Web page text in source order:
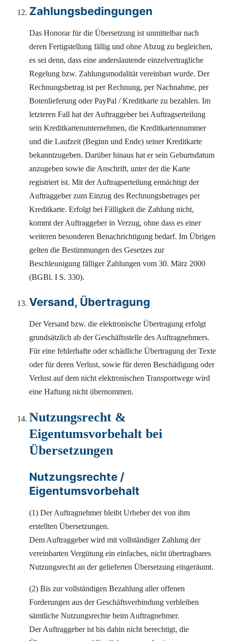
Zahlungsbedingungen
Das Honorar für die Übersetzung ist unmittelbar nach
deren Fertigstellung fällig und ohne Abzug zu begleichen,
es sei denn, dass eine anderslautende einzelvertragliche
Regelung bzw. Zahlungsmodalität vereinbart wurde. Der
Rechnungsbetrag ist per Rechnung, per Nachnahme, per
Botenlieferung oder PayPal / Kreditkarte zu bezahlen. Im
letzteren Fall hat der Auftraggeber bei Auftragserteilung
sein Kreditkartenunternehmen, die Kreditkartennummer
und die Laufzeit (Beginn und Ende) seiner Kreditkarte
bekanntzugeben. Darüber hinaus hat er sein Geburtsdatum
anzugeben sowie die Anschrift, unter der die Karte
registriert ist. Mit der Auftragserteilung ermächtigt der
Auftraggeber zum Einzug des Rechnungsbetrages per
Kreditkarte. Erfolgt bei Fälligkeit die Zahlung nicht,
kommt der Auftraggeber in Verzug, ohne dass es einer
weiteren besonderen Benachrichtigung bedarf. Im Übrigen
gelten die Bestimmungen des Gesetzes zur
Beschleunigung fälliger Zahlungen vom 30. März 2000
(BGBl. I S. 330).
Versand, Übertragung
Der Versand bzw. die elektronische Übertragung erfolgt
grundsätzlich ab der Geschäftsstelle des Auftragnehmers.
Für eine fehlerhafte oder schädliche Übertragung der Texte
oder für deren Verlust, sowie für deren Beschädigung oder
Verlust auf dem nicht elektronischen Transportwege wird
eine Haftung nicht übernommen.
Nutzungsrecht &
Eigentumsvorbehalt bei
Übersetzungen
Nutzungsrechte /
Eigentumsvorbehalt
(1) Der Auftragnehmer bleibt Urheber der von ihm
erstellten Übersetzungen.
Dem Auftraggeber wird mit vollständiger Zahlung der
vereinbarten Vergütung ein einfaches, nicht übertragbares
Nutzungsrecht an der gelieferten Übersetzung eingeräumt.
(2) Bis zur vollständigen Bezahlung aller offenen
Forderungen aus der Geschäftsverbindung verbleiben
sämtliche Nutzungsrechte beim Auftragnehmer.
Der Auftraggeber ist bis dahin nicht berechtigt, die